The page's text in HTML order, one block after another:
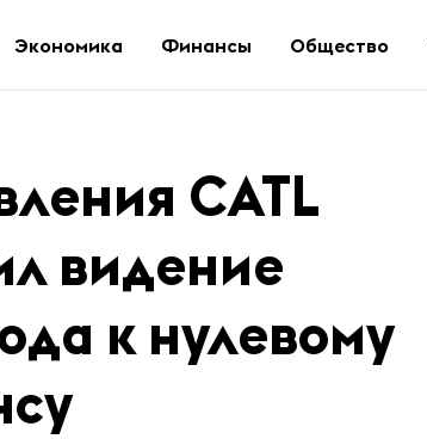
Экономика Финансы Общество
CATL
видение
к нулевому